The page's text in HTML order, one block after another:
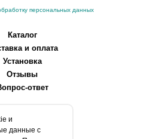
персональных данных
Каталог
и оплата
Установка
Отзывы
ответ
и
данные с